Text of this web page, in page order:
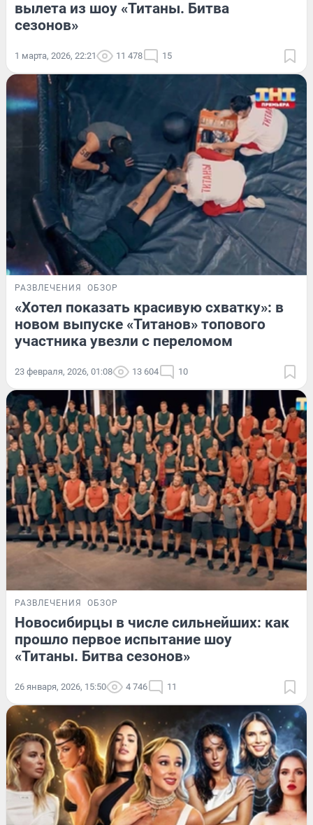
вылета из шоу «Титаны. Битва
сезонов»
1 марта, 2026, 22:21 11 478 15
РАЗВЛЕЧЕНИЯ ОБЗОР
«Хотел показать красивую схватку»: в
новом выпуске «Титанов» топового
участника увезли с переломом
23 февраля, 2026, 01:08 13 604 10
РАЗВЛЕЧЕНИЯ ОБЗОР
Новосибирцы в числе сильнейших: как
прошло первое испытание шоу
«Титаны. Битва сезонов»
26 января, 2026, 15:50 4 746 11